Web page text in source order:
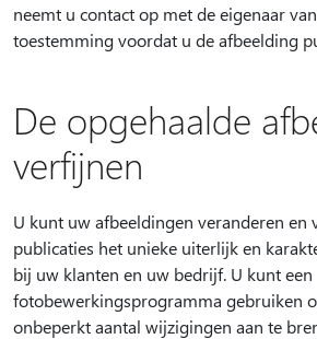
neemt u contact op met de eigenaar
toestemming voordat u de afbeelding
De opgehaalde
verfijnen
U kunt uw afbeeldingen veranderen en
publicaties het unieke uiterlijk en
bij uw klanten en uw bedrijf. U kunt een
fotobewerkingsprogramma gebruiken
onbeperkt aantal wijzigingen aan te